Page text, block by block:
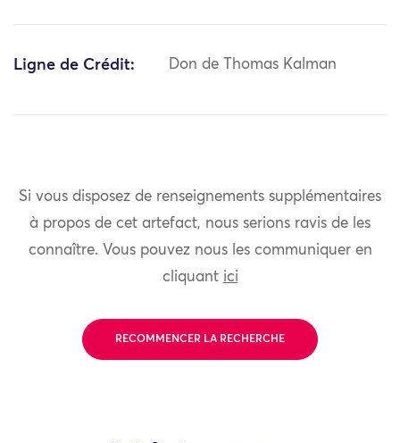
Ligne de Crédit: Don de Thomas Kalman
Si vous disposez de renseignements supplémentaires
à propos de cet artefact, nous serions ravis de les
connaître. Vous pouvez nous les communiquer en
cliquant ici
RECOMMENCER LA RECHERCHE